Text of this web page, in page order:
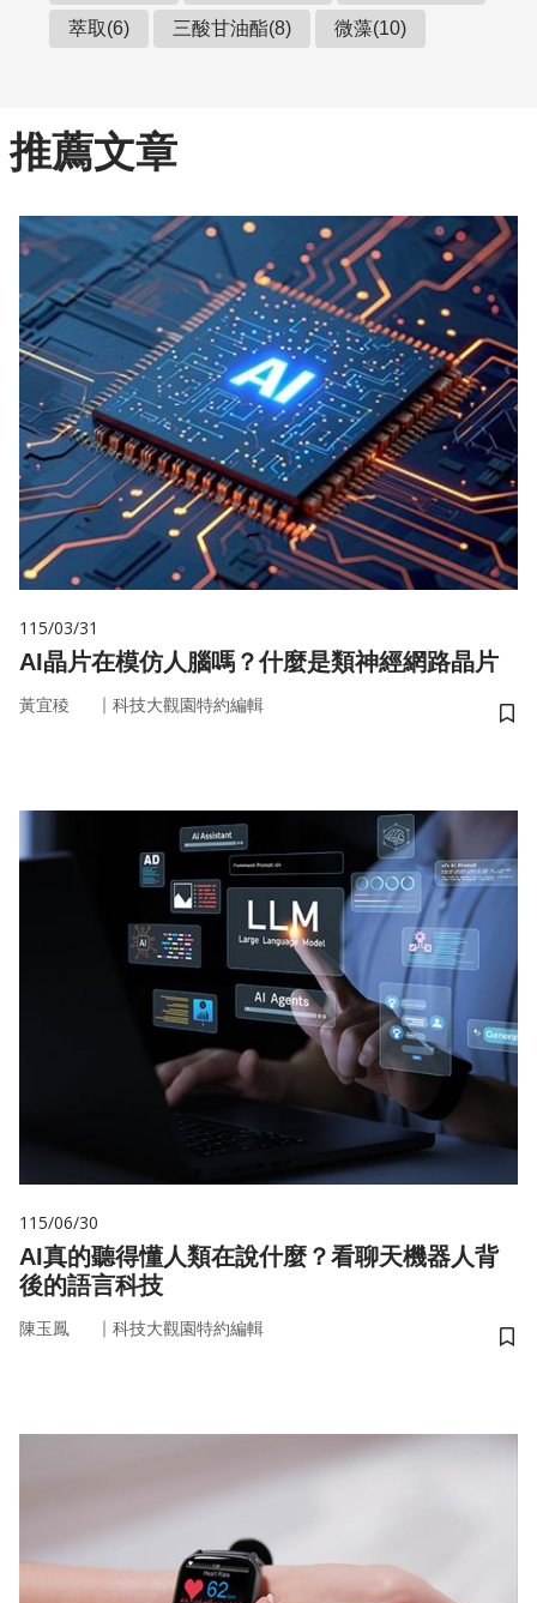
萃取(6) 三酸甘油酯(8) 微藻(10)
推薦文章
115/03/31
AI晶片在模仿人腦嗎？什麼是類神經網路晶片
黃宜稜 ｜ 科技大觀園特約編輯
儲
115/06/30
AI真的聽得懂人類在說什麼？看聊天機器人背
後的語言科技
陳玉鳳 ｜ 科技大觀園特約編輯
儲